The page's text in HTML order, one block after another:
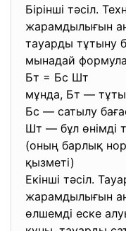
Бірінші тәсіл.
жарамдылығын
тауарды тұтыну
мынадай
Бт = Бс Шт
мұнда, Бт —
Бс — сатылу
Шт — бұл өнімді
(оның барлық
қызметі)
Екінші тәсіл.
жарамдылығын
өлшемді еске